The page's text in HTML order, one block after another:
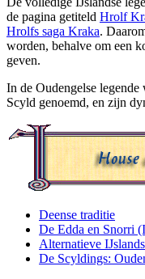
de pagina getiteld Hrolf
Hrolfs saga Kraka.
worden, behalve om een
geven.
In de Oudengelse
Scyld genoemd, en zijn
Deense traditie
De Edda en Snorri
Alternatieve
De Scyldings: